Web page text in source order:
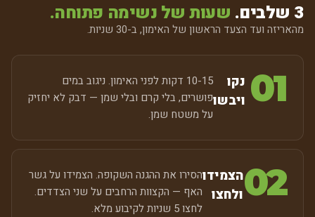
3 שלבים. שעות של נשימה פתוחה.
מהאריזה ועד הצעד הראשון של האימון, ב-30 שניות.
01 נקו
ויבשו
10-15 דקות לפני האימון. ניגוב במים
פושרים, בלי קרם ובלי שמן — דבק לא יחזיק
על משטח שמן.
02הצמידו
ולחצו
הסירו את ההגנה השקופה. הצמידו על גשר
האף — הקצוות הרחבים על שני הצדדים.
לחצו 5 שניות לקיבוע מלא.